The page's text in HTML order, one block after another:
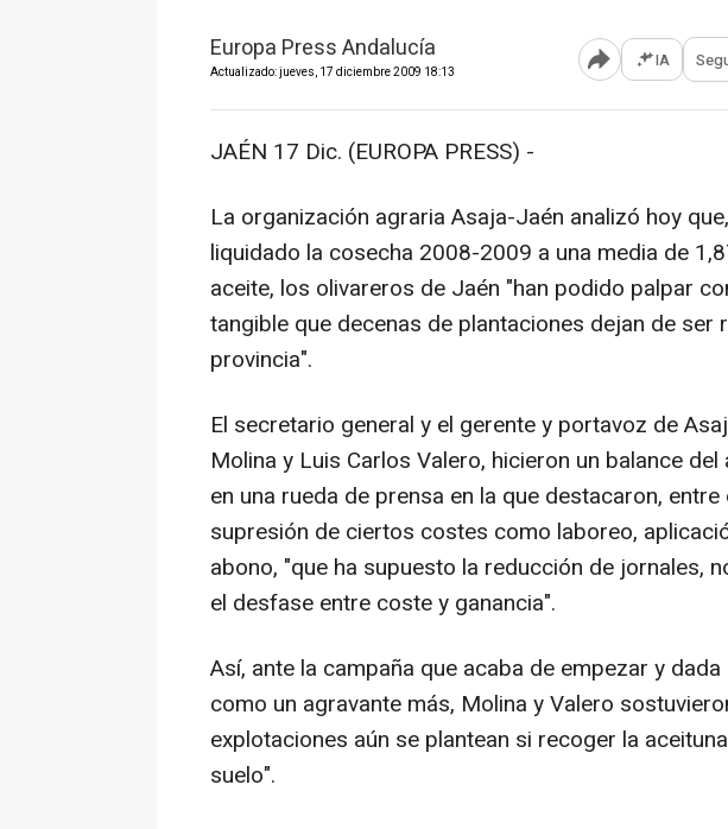
Europa Press Andalucía
Actualizado: jueves, 17 diciembre 2009 18:13 Abrir opciones para
IA
JAÉN 17 Dic. (EUROPA PRESS) -
La organización agraria Asaja-Jaén analizó hoy
liquidado la cosecha 2008-2009 a una media de
aceite, los olivareros de Jaén "han podido palpar
tangible que decenas de plantaciones dejan de ser
provincia".
El secretario general y el gerente y portavoz de
Molina y Luis Carlos Valero, hicieron un balance
en una rueda de prensa en la que destacaron,
supresión de ciertos costes como laboreo,
abono, "que ha supuesto la reducción de jornales,
el desfase entre coste y ganancia".
Así, ante la campaña que acaba de empezar y
como un agravante más, Molina y Valero
explotaciones aún se plantean si recoger la
suelo".